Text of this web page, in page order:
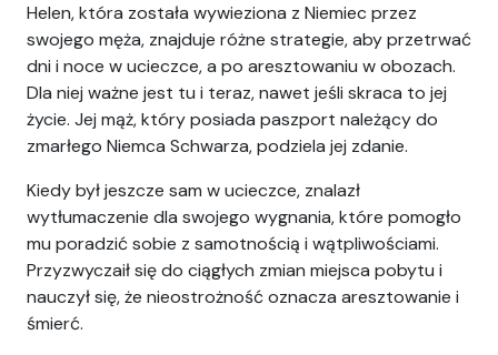
Helen, która została wywieziona z Niemiec przez
swojego męża, znajduje różne strategie, aby przetrwać
dni i noce w ucieczce, a po aresztowaniu w obozach.
Dla niej ważne jest tu i teraz, nawet jeśli skraca to jej
życie. Jej mąż, który posiada paszport należący do
zmarłego Niemca Schwarza, podziela jej zdanie.
Kiedy był jeszcze sam w ucieczce, znalazł
wytłumaczenie dla swojego wygnania, które pomogło
mu poradzić sobie z samotnością i wątpliwościami.
Przyzwyczaił się do ciągłych zmian miejsca pobytu i
nauczył się, że nieostrożność oznacza aresztowanie i
śmierć.